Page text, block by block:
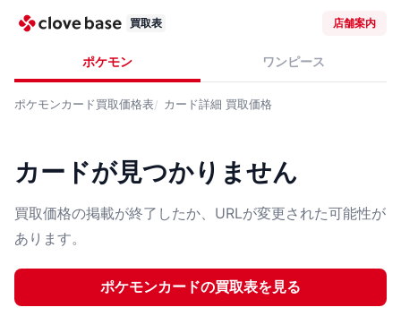
買取表 店舗案内
ポケモン ワンピース
ポケモンカード買取価格表 カード詳細 買取価格
カードが見つかりません
買取価格の掲載が終了したか、URLが変更された可能性が
あります。
ポケモンカードの買取表を見る